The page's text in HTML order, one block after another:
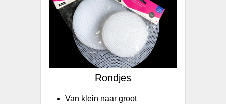
Rondjes
Van klein naar groot